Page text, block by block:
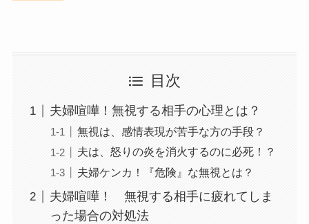
目次
夫婦喧嘩！無視する相手の心理とは？
無視は、感情表現が苦手な方の手段？
夫は、怒りの炎を消火するのに必死！？
夫婦ケンカ！『危険』な無視とは？
夫婦喧嘩！ 無視する相手に疲れてしま
った場合の対処法